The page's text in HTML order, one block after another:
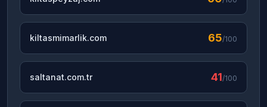
kiltasmimarlik.com 65/100
saltanat.com.tr 41/100